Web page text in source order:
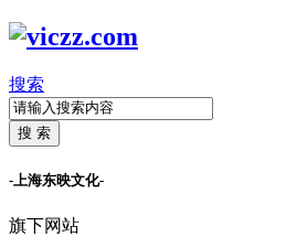
搜索
搜 索
-上海东映文化-
旗下网站